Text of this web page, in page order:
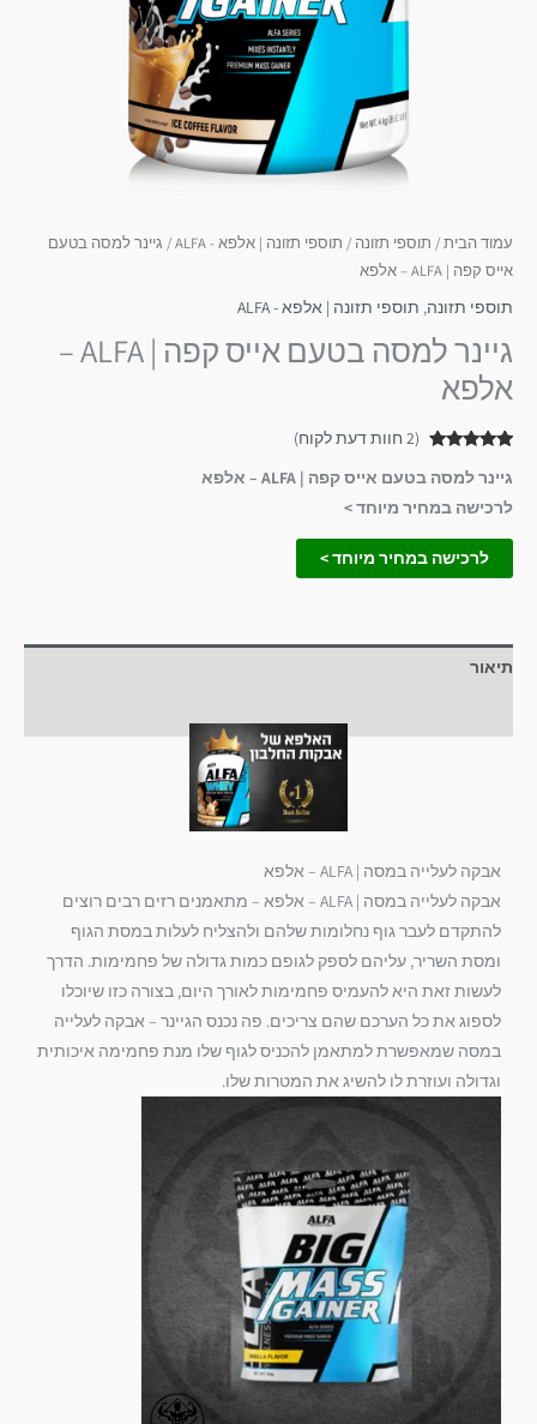
עמוד הבית/ תוספי תזונה / תוספי תזונה | אלפא - ALFA
/ גיינר למסה בטעם
אייס קפה | ALFA – אלפא
תוספי תזונה, תוספי תזונה | אלפא - ALFA
גיינר למסה בטעם אייס קפה | ALFA –
אלפא
מתוך 5
דירוגים של
(
2חוות דעת לקוח)
גיינר למסה בטעם אייס קפה | ALFA – אלפא
לרכישה במחיר מיוחד >
לרכישה במחיר מיוחד >
תיאור
אבקה לעלייה במסה | ALFA – אלפא
אבקה לעלייה במסה | ALFA – אלפא – מתאמנים רזים רבים רוצים
להתקדם לעבר גוף נחלומות שלהם ולהצליח לעלות במסת הגוף
ומסת השריר, עליהם לספק לגופם כמות גדולה של פחמימות. הדרך
לעשות זאת היא להעמיס פחמימות לאורך היום, בצורה כזו שיוכלו
לספוג את כל הערכם שהם צריכים. פה נכנס הגיינר – אבקה לעלייה
במסה שמאפשרת למתאמן להכניס לגוף שלו מנת פחמימה איכותית
וגדולה ועוזרת לו להשיג את המטרות שלו.